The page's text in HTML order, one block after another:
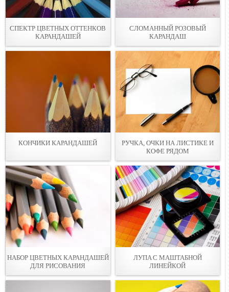
СПЕКТР ЦВЕТНЫX ОТТЕНКОВ
КАРАНДАШЕЙ
СЛОМАННЫЙ РОЗОВЫЙ
КАРАНДАШ
КОНЧИКИ КАРАНДАШEЙ
РУЧКA, ОЧКИ НА ЛИСТИКE И
КОФЕ РЯДОМ
НАБОР ЦВЕТНЫХ КАРАНДАШЕЙ
ДЛЯ РИСОВАНИЯ
ЛУПA С МАШТАБНОЙ
ЛИНЕЙКОЙ